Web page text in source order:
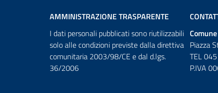
AMMINISTRAZIONE TRASPARENTE
I dati personali pubblicati sono riutilizzabili
solo alle condizioni previste dalla direttiva
comunitaria 2003/98/CE e dal d.lgs.
36/2006
Piazza
TEL
P.IVA